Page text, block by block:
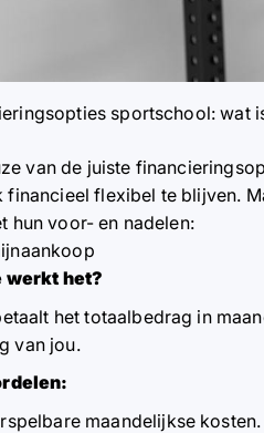
sportschool: wat
van de juiste
financieel flexibel te blijven.
hun voor- en nadelen:
werkt het?
het totaalbedrag in
van jou.
maandelijkse kosten.